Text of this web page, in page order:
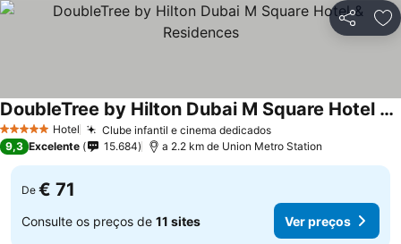
Partilhar
5 Estrelas Hotel Clube infantil e cinema dedicados
DoubleTree by Hilton Dubai M Square Hotel & Residences
9,3 Excelente 15.684 a 2.2 km de Union Metro Station
De € 71
Consulte os preços de 11 sites Ver preços